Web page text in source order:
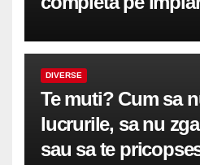
DIVERSE
Te muti? Cum sa
lucrurile, sa nu
sau sa te